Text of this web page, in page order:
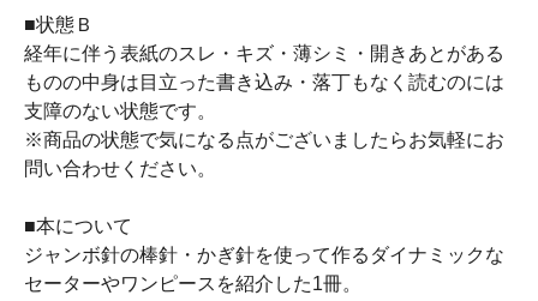
■状態Ｂ
経年に伴う表紙のスレ・キズ・薄シミ・開きあとがある
ものの中身は目立った書き込み・落丁もなく読むのには
支障のない状態です。
※商品の状態で気になる点がございましたらお気軽にお
問い合わせください。
■本について
ジャンボ針の棒針・かぎ針を使って作るダイナミックな
セーターやワンピースを紹介した1冊。